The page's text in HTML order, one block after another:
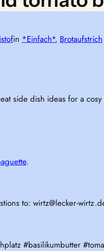
in *Einfach*, Brotaufstrich
side dish ideas for a
.
to: wirtz@lecker-
#basilikumbutter